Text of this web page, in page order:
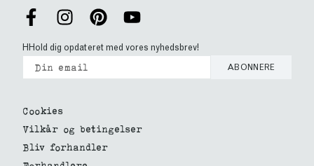
HHold dig opdateret med vores nyhedsbrev!
ABONNERE
Cookies
Vilkår og betingelser
Bliv forhandler